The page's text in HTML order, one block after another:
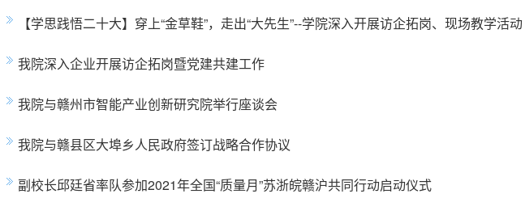
【学思践悟二十大】穿上“金草鞋”，走出“大先生”--学院深入开展访企拓岗、现场教学活动
我院深入企业开展访企拓岗暨党建共建工作
我院与赣州市智能产业创新研究院举行座谈会
我院与赣县区大埠乡人民政府签订战略合作协议
副校长邱廷省率队参加2021年全国“质量月”苏浙皖赣沪共同行动启动仪式